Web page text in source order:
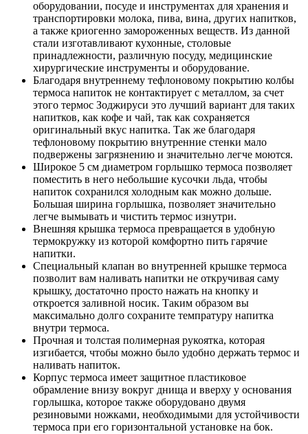
оборудовании, посуде и инструментах для хранения и
транспортировки молока, пива, вина, других напитков,
а также криогенно замороженных веществ. Из данной
стали изготавливают кухонные, столовые
принадлежности, различную посуду, медицинские
хирургические инструменты и оборудование.
Благодаря внутреннему тефлоновому покрытию колбы
термоса напиток не контактирует с металлом, за счет
этого термос Зоджируси это лучший вариант для таких
напитков, как кофе и чай, так как сохраняется
оригинальный вкус напитка. Так же благодаря
тефлоновому покрытию внутренние стенки мало
подвержены загрязнению и значительно легче моются.
Широкое 5 см диаметром горлышко термоса позволяет
поместить в него небольшие кусочки льда, чтобы
напиток сохранился холодным как можно дольше.
Большая ширина горлышка, позволяет значительно
легче вымывать и чистить термос изнутри.
Внешняя крышка термоса превращается в удобную
термокружку из которой комфортно пить гарячие
напитки.
Специальный клапан во внутренней крышке термоса
позволит вам наливать напитки не откручивая саму
крышку, достаточно просто нажать на кнопку и
откроется заливной носик. Таким образом вы
максимально долго сохраните темпратуру напитка
внутри термоса.
Прочная и толстая полимерная рукоятка, которая
изгибается, чтобы можно было удобно держать термос и
наливать напиток.
Корпус термоса имеет защитное пластиковое
обрамление внизу вокруг днища и вверху у основания
горлышка, которое также оборудовано двумя
резиновыми ножками, необходимыми для устойчивости
термоса при его горизонтальной установке на бок.